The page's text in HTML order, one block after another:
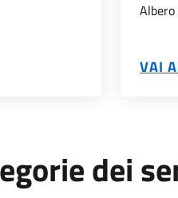
ALL'ALBO VAI
dei